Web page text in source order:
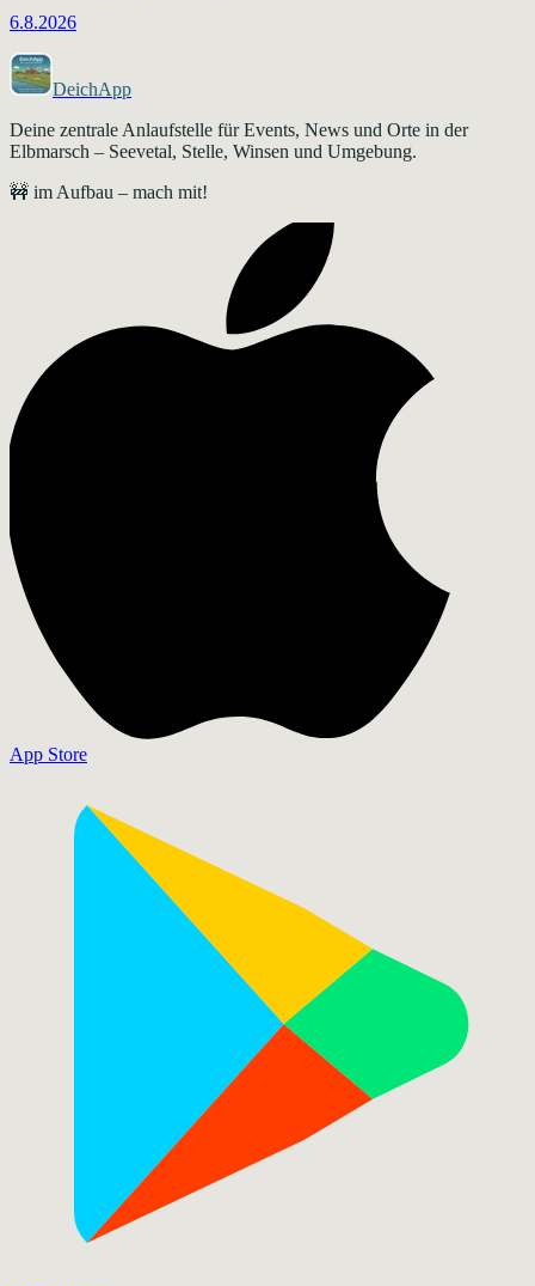
6.8.2026
DeichApp
Deine zentrale Anlaufstelle für Events, News und Orte in der
Elbmarsch – Seevetal, Stelle, Winsen und Umgebung.
🚧 im Aufbau – mach mit!
App Store